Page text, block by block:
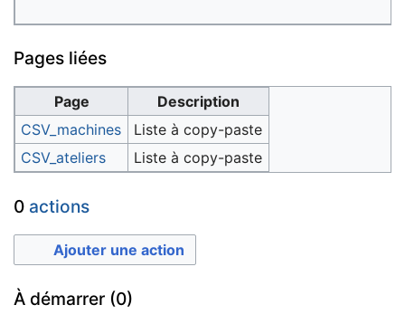
Pages liées
Page
Description
CSV_machines
Liste à copy-paste
CSV_ateliers
Liste à copy-paste
0 actions
Ajouter une action
À démarrer (0)